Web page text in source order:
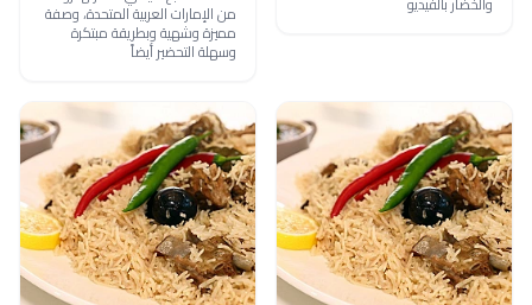
من الإمارات العربية المتحدة، وصفة
مميزة وشهية وبطريقة مبتكرة
وسهلة التحضير أيضاً